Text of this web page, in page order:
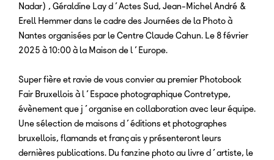
Nadar), Géraldine Lay d’Actes Sud, Jean-Michel André &
Erell Hemmer dans le cadre des Journées de la Photo à
Nantes organisées par le Centre Claude Cahun. Le 8 février
2025 à 10:00 à la Maison de l’Europe.
Super fière et ravie de vous convier au premier Photobook
Fair Bruxellois à l’Espace photographique Contretype,
évènement que j’organise en collaboration avec leur équipe.
Une sélection de maisons d’éditions et photographes
bruxellois, flamands et français y présenteront leurs
dernières publications. Du fanzine photo au livre d’artiste, le